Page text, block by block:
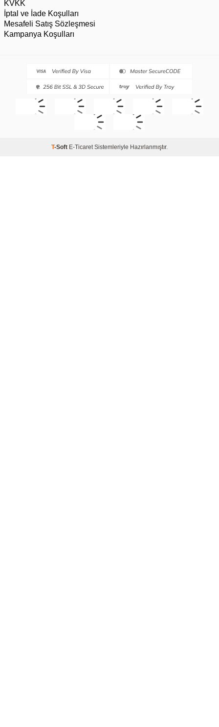
KVKK
İptal ve İade Koşulları
Mesafeli Satış Sözleşmesi
Kampanya Koşulları
T-Soft E-Ticaret Sistemleriyle Hazırlanmıştır.